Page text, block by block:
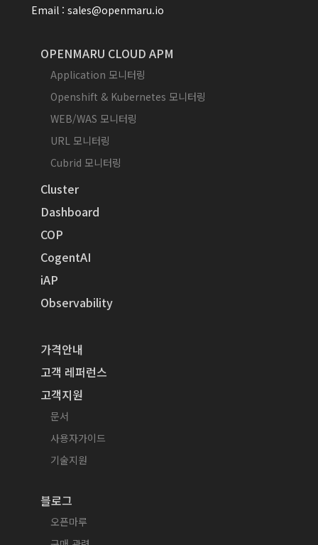
Email : sales@openmaru.io
OPENMARU CLOUD APM
Application 모니터링
Openshift & Kubernetes 모니터링
WEB/WAS 모니터링
URL 모니터링
Cubrid 모니터링
Cluster
Dashboard
COP
CogentAI
iAP
Observability
가격안내
고객 레퍼런스
고객지원
문서
사용자가이드
기술지원
블로그
오픈마루